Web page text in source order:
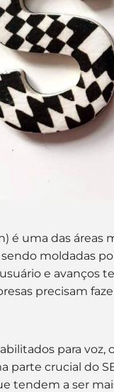
é uma das
moldadas
e avanços
precisam
para voz,
parte crucial do
tendem a ser